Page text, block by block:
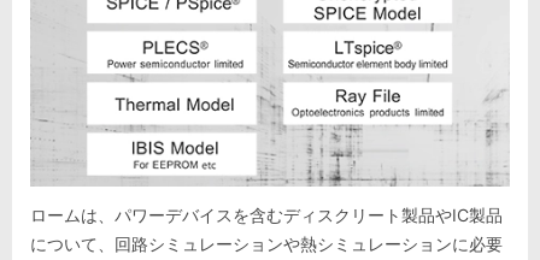
ロームは、パワーデバイスを含むディスクリート製品やIC製品
について、回路シミュレーションや熱シミュレーションに必要